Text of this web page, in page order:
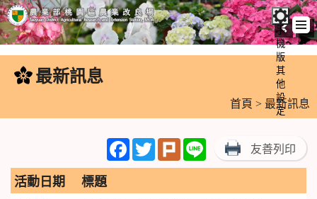
跳
內
手
機
版
其
他
設
定
最新訊息
首頁 > 最新訊息
FacebookTwitterPlurk Line 友善列印
活動日期 標題